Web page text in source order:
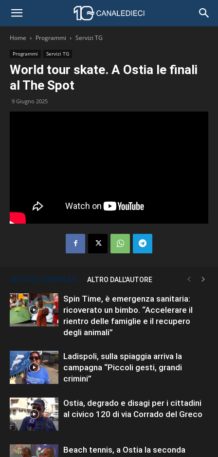
Home Programmi Servizi TG
Programmi Servizi TG
World tour skate. A Ostia le finali
al The Spot
9 Giugno 2025
ARTICOLI CORRELATI ALTRO DALL'AUTORE
Spin Time, è emergenza sanitaria:
ricoverato un bimbo. “Accelerare il
rientro delle famiglie e il recupero
degli animali”
Ladispoli, sulla spiaggia arriva la
campagna “Piccoli gesti, grandi
crimini”
Ostia, degrado e disagi per i cittadini
al civico 120 di via Corrado del Greco
Beach tennis, a Ostia la seconda